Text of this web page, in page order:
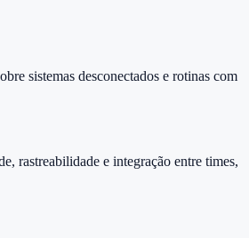
sistemas desconectados e rotinas com
rastreabilidade e integração entre times,